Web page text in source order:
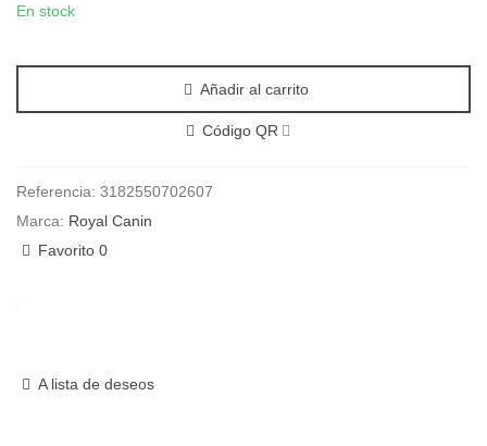
En stock
Añadir al carrito
Código QR
Referencia: 3182550702607
Marca: Royal Canin
Favorito 0
A lista de deseos